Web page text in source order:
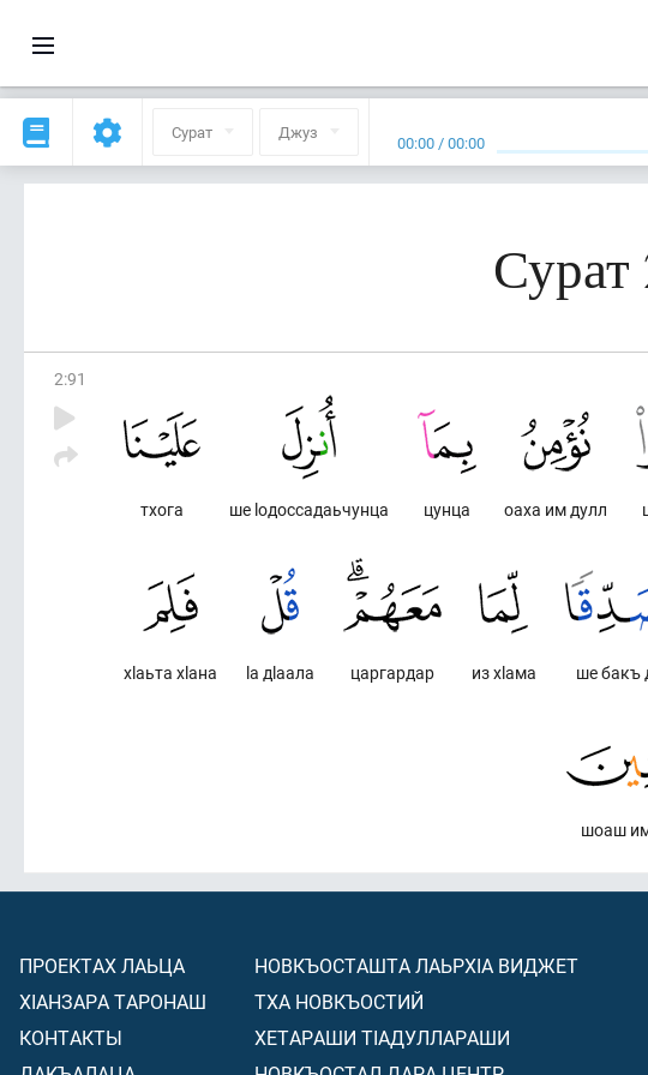
Сурат Джуз 00:00 /00:00
Сурат
2:91
оаха им дулл
цунца
ше lодоссадаьчунца
тхога
ше бакъ
из хlама
царгардар
lа дlаала
хlаьта хlана
шоаш
ПРОЕКТАХ ЛАЬЦА
ХIАНЗАРА ТАРОНАШ
КОНТАКТЫ
НОВКЪОСТАШТА ЛАЬРХIА ВИДЖЕТ
ТХА НОВКЪОСТИЙ
ХЕТАРАШИ ТIАДУЛЛАРАШИ